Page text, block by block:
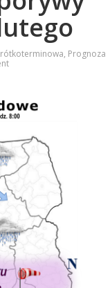
, Prognoza